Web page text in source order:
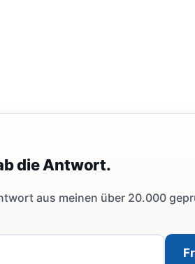
die Antwort.
aus meinen über 20.000